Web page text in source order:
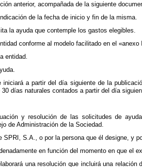
anterior, acompañada de la siguiente
de la fecha de inicio y fin de la misma.
la ayuda que contemple los gastos elegibles.
conforme al modelo facilitado en el «anexo
entidad.
a partir del día siguiente de la
días naturales contados a partir del día
y resolución de las solicitudes de
de Administración de la Sociedad.
SPRI, S.A., o por la persona que él designe, y
en función del momento en que el
una resolución que incluirá una